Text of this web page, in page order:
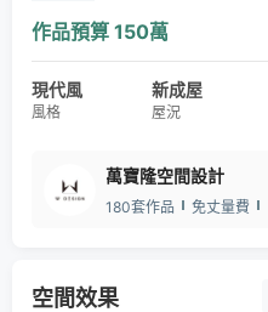
作品預算 150萬
現代風
風格
新成屋
屋況
萬寶隆空間設計
180套作品
免丈量費
空間效果